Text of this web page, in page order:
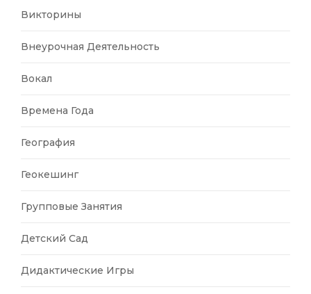
Викторины
Внеурочная Деятельность
Вокал
Времена Года
География
Геокешинг
Групповые Занятия
Детский Сад
Дидактические Игры